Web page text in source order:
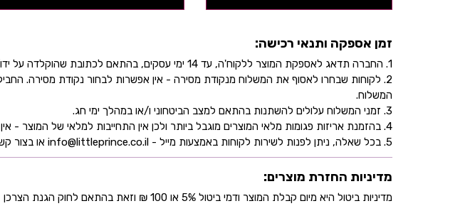
זמן אספקה ותנאי רכישה:
1. החברה תדאג לאספקת המוצר ללקוח'ה, עד 14 ימי עסקים, בהתאם לכתובת שהוקלדה על ידו/ה בעת ביצוע הרכישה באתר.
2. לקוחות שבחרו לאסוף את המשלוח מנקודת מסירה - אין אפשרות לבחור נקודת מסירה.
המשלוח.
3. זמני המשלוח עלולים להשתנות בהתאם למצב הביטחוני ו/או במהלך ימי חג.
4. בהזמנת אריזות פגומות מלאי המוצרים מוגבל ביותר ולכן אין התחייבות למלאי של המוצר - אין לראות אישור העסקה כמלאי מובטח.
5. בכל שאלה, ניתן לפנות לשירות לקוחות באמצעות מייל - info@littleprince.co.il או בצור קשר באתר.
מדיניות החזרת מוצרים:
מדיניות ביטול היא מיום קבלת המוצר ודמי ביטול 5% או 100 ₪ וזאת בהתאם לחוק הגנת הצרכן